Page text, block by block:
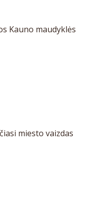
Kauno maudyklės
miesto vaizdas